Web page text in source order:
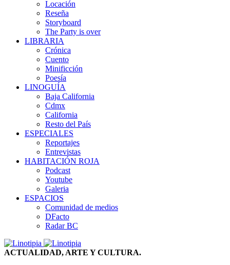
Locación
Reseña
Storyboard
The Party is over
LIBRARIA
Crónica
Cuento
Minificción
Poesía
LINOGUÍA
Baja California
Cdmx
California
Resto del País
ESPECIALES
Reportajes
Entrevistas
HABITACIÓN ROJA
Podcast
Youtube
Galeria
ESPACIOS
Comunidad de medios
DFacto
Radar BC
ACTUALIDAD, ARTE Y CULTURA.